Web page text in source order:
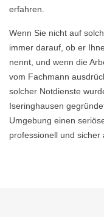
erfahren.
Wenn Sie nicht auf
immer darauf, ob er
nennt, und wenn die
vom Fachmann
solcher Notdienste
Iseringhausen
Umgebung einen
professionell und sicher